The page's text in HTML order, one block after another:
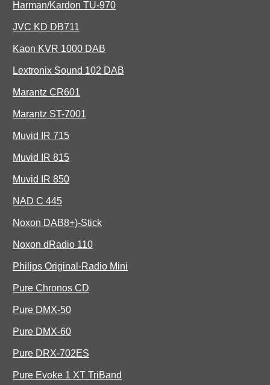
Harman/Kardon TU-970
JVC KD DB711
Kaon KVR 1000 DAB
Lextronix Sound 102 DAB
Marantz CR601
Marantz ST-7001
Muvid IR 715
Muvid IR 815
Muvid IR 850
NAD C 445
Noxon DAB8+)-Stick
Noxon dRadio 110
Philips Original-Radio Mini
Pure Chronos CD
Pure DMX-50
Pure DMX-60
Pure DRX-702ES
Pure Evoke 1 XT TriBand